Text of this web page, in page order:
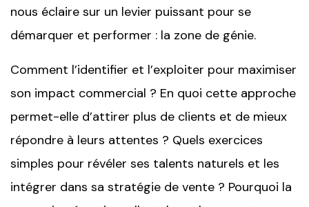
nous éclaire sur un levier puissant pour se
démarquer et performer : la zone de génie.
Comment l’identifier et l’exploiter pour maximiser
son impact commercial ? En quoi cette approche
permet-elle d’attirer plus de clients et de mieux
répondre à leurs attentes ? Quels exercices
simples pour révéler ses talents naturels et les
intégrer dans sa stratégie de vente ? Pourquoi la